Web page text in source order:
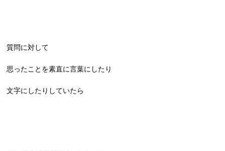
質問に対して
思ったことを素直に言葉にしたり
文字にしたりしていたら